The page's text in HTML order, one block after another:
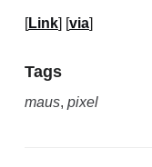
[Link] [via]
Tags
maus, pixel